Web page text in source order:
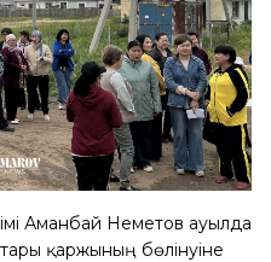
Аманбай Неғметов ауылда
қаржының бөлінуіне